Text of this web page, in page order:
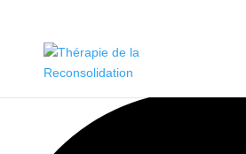
0 évènements found.